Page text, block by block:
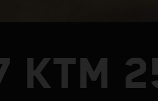
KTM